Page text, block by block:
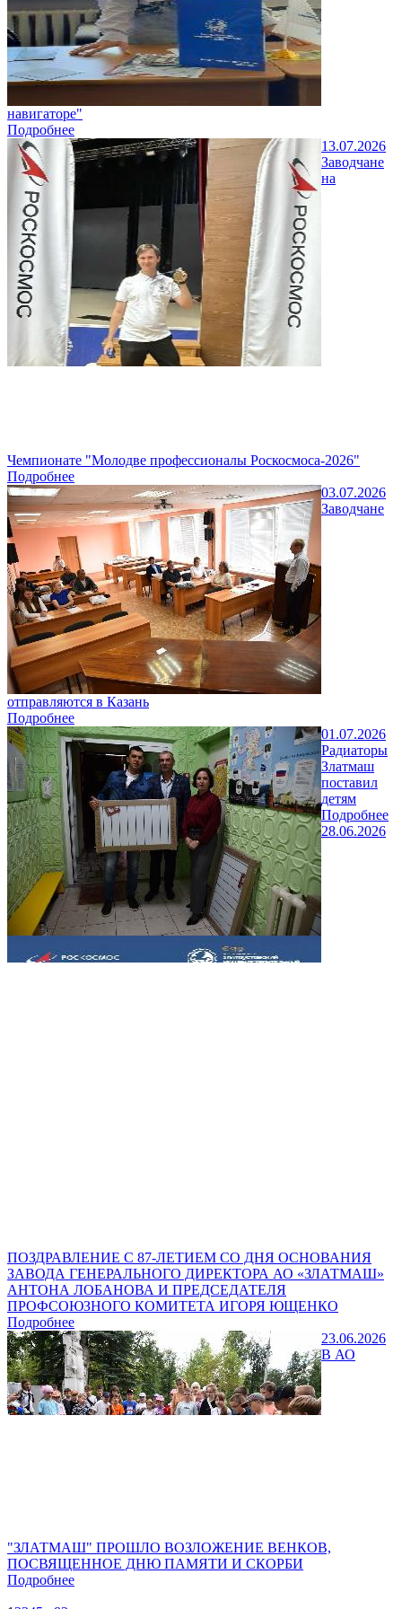
навигаторе"
Подробнее
13.07.2026
Заводчане
на
Чемпионате "Молодве профессионалы Роскосмоса-2026"
Подробнее
03.07.2026
Заводчане
отправляются в Казань
Подробнее
01.07.2026
Радиаторы
Златмаш
поставил
детям
Подробнее
28.06.2026
ПОЗДРАВЛЕНИЕ С 87-ЛЕТИЕМ СО ДНЯ ОСНОВАНИЯ
ЗАВОДА ГЕНЕРАЛЬНОГО ДИРЕКТОРА АО «ЗЛАТМАШ»
АНТОНА ЛОБАНОВА И ПРЕДСЕДАТЕЛЯ
ПРОФСОЮЗНОГО КОМИТЕТА ИГОРЯ ЮЩЕНКО
Подробнее
23.06.2026
В АО
"ЗЛАТМАШ" ПРОШЛО ВОЗЛОЖЕНИЕ ВЕНКОВ,
ПОСВЯЩЕННОЕ ДНЮ ПАМЯТИ И СКОРБИ
Подробнее